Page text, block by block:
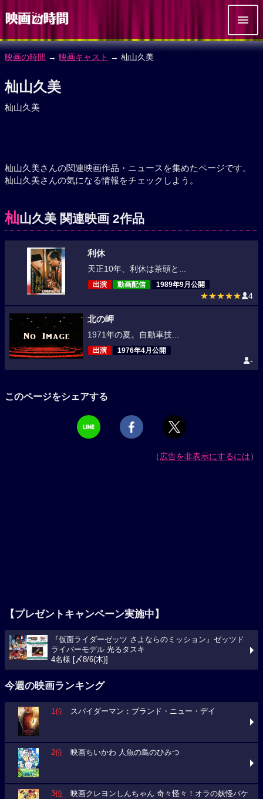
映画の時間 → 映画キャスト → 杣山久美
杣山久美
杣山久美
杣山久美さんの関連映画作品・ニュースを集めたページです。
杣山久美さんの気になる情報をチェックしよう。
杣山久美 関連映画 2作品
利休
天正10年、利休は茶頭と...
出演 動画配信 1989年9月公開
★★★★★ 4
北の岬
1971年の夏。自動車技...
出演 1976年4月公開
-
このページをシェアする
（広告を非表示にするには）
【プレゼントキャンペーン実施中】
『仮面ライダーゼッツ さよならのミッション』ゼッツド
ライバーモデル 光るタスキ
4名様 [〆8/6(木)]
今週の映画ランキング
1位 スパイダーマン：ブランド・ニュー・デイ
2位 映画ちいかわ 人魚の島のひみつ
3位 映画クレヨンしんちゃん 奇々怪々！オラの妖怪バケ